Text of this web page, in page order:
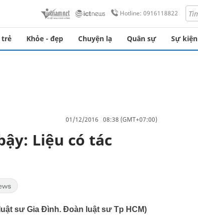
Hotline: 0916118822
trẻ Khỏe - đẹp Chuyện lạ Quân sự Sự kiện
01/12/2016 08:38 (GMT+07:00)
Liệu có tác
sư Gia Đình. Đoàn luật sư Tp HCM)